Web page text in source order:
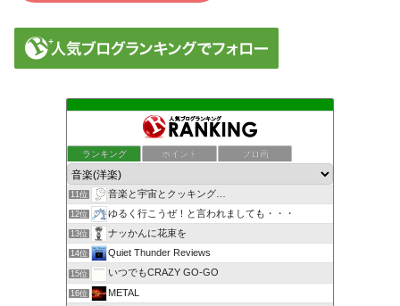
ランキング ポイント ブロ画
11位 音楽と宇宙とクッキング…
12位 ゆるく行こうぜ！と言われましても・・・
13位 ナッかんに花束を
14位 Quiet Thunder Reviews
15位 いつでもCRAZY GO-GO
16位 METAL